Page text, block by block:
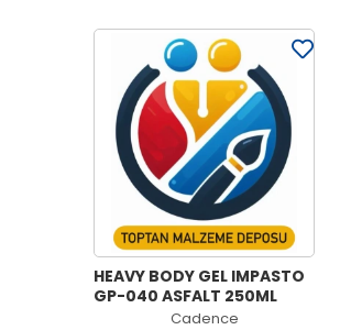
HEAVY BODY GEL IMPASTO
GP-040 ASFALT 250ML
Cadence